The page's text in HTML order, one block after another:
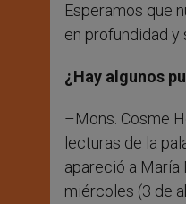
Esperamos que
en profundidad y
¿Hay algunos
–Mons. Cosme
lecturas de la
apareció a María
miércoles (3 de